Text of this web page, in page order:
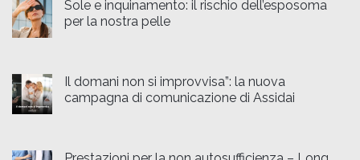
Sole e inquinamento: il rischio dell’esposoma
per la nostra pelle
Il domani non si improvvisa”: la nuova
campagna di comunicazione di Assidai